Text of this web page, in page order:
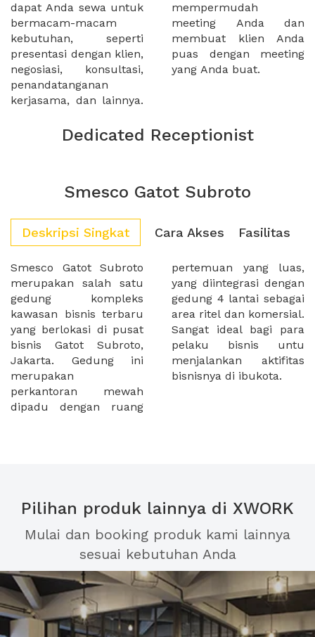
dapat Anda sewa untuk
bermacam-macam
kebutuhan, seperti
presentasi dengan klien,
negosiasi, konsultasi,
penandatanganan
kerjasama, dan lainnya.
mempermudah
meeting Anda dan
membuat klien Anda
puas dengan meeting
yang Anda buat.
Dedicated Receptionist
Smesco Gatot Subroto
Deskripsi Singkat Cara Akses Fasilitas
Smesco Gatot Subroto
merupakan salah satu
gedung kompleks
kawasan bisnis terbaru
yang berlokasi di pusat
bisnis Gatot Subroto,
Jakarta. Gedung ini
merupakan
perkantoran mewah
dipadu dengan ruang
pertemuan yang luas,
yang diintegrasi dengan
gedung 4 lantai sebagai
area ritel dan komersial.
Sangat ideal bagi para
pelaku bisnis untu
menjalankan aktifitas
bisnisnya di ibukota.
Pilihan produk lainnya di XWORK
Mulai dan booking produk kami lainnya
sesuai kebutuhan Anda